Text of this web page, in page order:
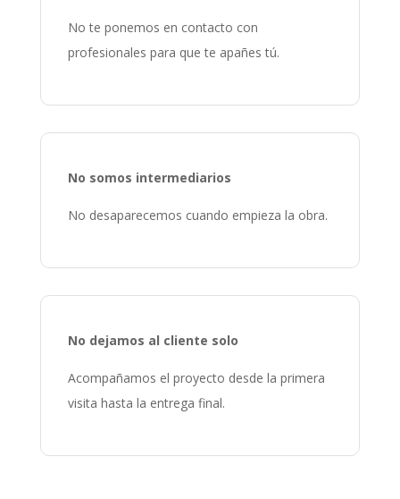
No te ponemos en contacto con
profesionales para que te apañes tú.
No somos intermediarios
No desaparecemos cuando empieza la obra.
No dejamos al cliente solo
Acompañamos el proyecto desde la primera
visita hasta la entrega final.